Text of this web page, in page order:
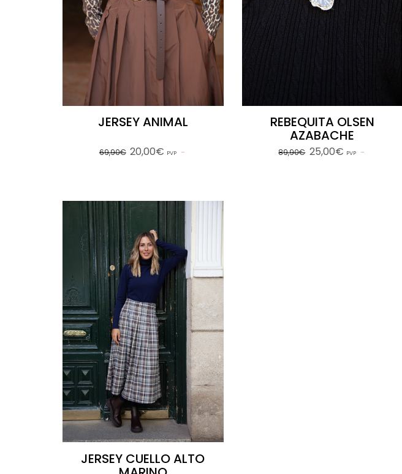
JERSEY ANIMAL
69,90€ 20,00€ PVP
REBEQUITA OLSEN
AZABACHE
89,90€ 25,00€ PVP
JERSEY CUELLO ALTO